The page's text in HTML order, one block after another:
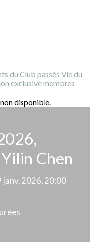
du Club passés Vie du
exclusive membres
disponible.
Chen
janv. 2026, 20:00